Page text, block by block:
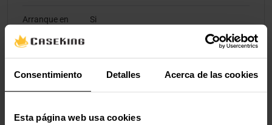
Consentimiento Detalles Acerca de las cookies
Esta página web usa cookies
Arranque en
Si
Diseño